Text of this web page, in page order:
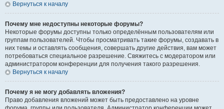
Вернуться к началу
Почему мне недоступны некоторые форумы?
Некоторые форумы доступны только определённым пользователям или
группам пользователей. Чтобы просматривать такие форумы, создавать в
них темы и оставлять сообщения, совершать другие действия, вам может
потребоваться специальное разрешение. Свяжитесь с модератором или
администратором конференции для получения такого разрешения.
Вернуться к началу
Почему я не могу добавлять вложения?
Право добавления вложений может быть предоставлено на уровне